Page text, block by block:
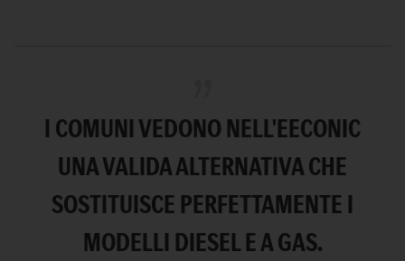
I COMUNI VEDONO NELL'EECONIC
UNA VALIDA ALTERNATIVA CHE
SOSTITUISCE PERFETTAMENTE I
MODELLI DIESEL E A GAS.